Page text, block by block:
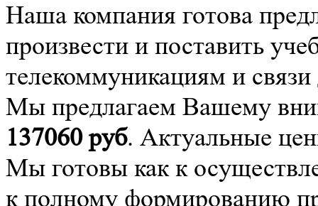
Наша компания готова
произвести и поставить
телекоммуникациям и
Мы предлагаем Вашему
137060руб. Актуальные
Мы готовы как к
к полному формированию